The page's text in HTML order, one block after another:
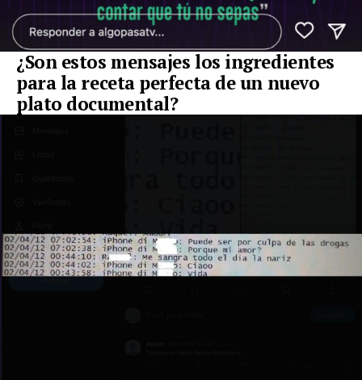
¿Son estos mensajes los ingredientes
para la receta perfecta de un nuevo
plato documental?